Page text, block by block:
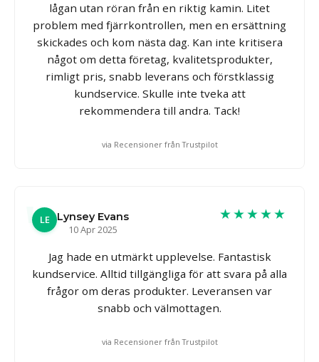
lågan utan röran från en riktig kamin. Litet
problem med fjärrkontrollen, men en ersättning
skickades och kom nästa dag. Kan inte kritisera
något om detta företag, kvalitetsprodukter,
rimligt pris, snabb leverans och förstklassig
kundservice. Skulle inte tveka att
rekommendera till andra. Tack!
via Recensioner från Trustpilot
LE
Lynsey Evans
10 Apr 2025
★★★★★
Jag hade en utmärkt upplevelse. Fantastisk
kundservice. Alltid tillgängliga för att svara på alla
frågor om deras produkter. Leveransen var
snabb och välmottagen.
via Recensioner från Trustpilot